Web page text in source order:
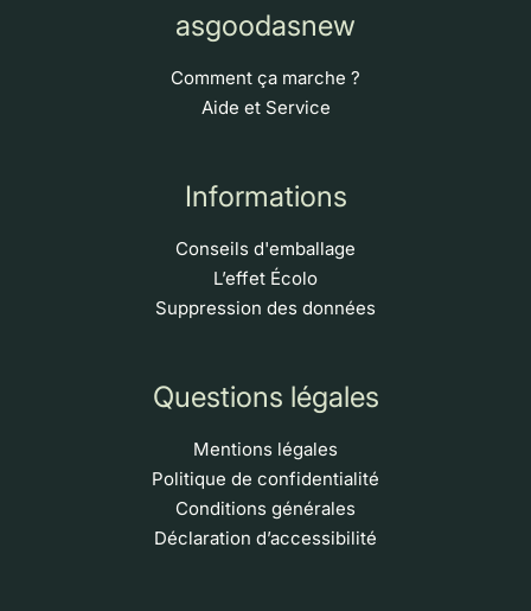
asgoodasnew
Comment ça marche ?
Aide et Service
Informations
Conseils d'emballage
L’effet Écolo
Suppression des données
Questions légales
Mentions légales
Politique de confidentialité
Conditions générales
Déclaration d’accessibilité